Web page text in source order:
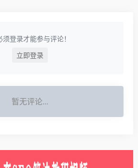
须登录才能参与评论！
立即登录
暂无评论...